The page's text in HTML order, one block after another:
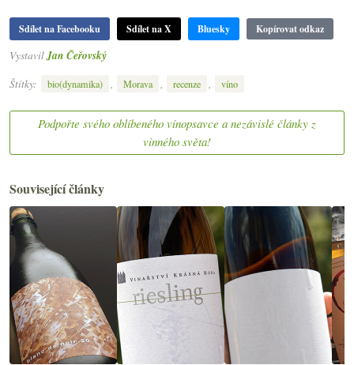
Sdílet na Facebooku Sdílet na X Bluesky Kopírovat odkaz
Vystavil Jan Čeřovský
Štítky:
bio(dynamika) , Morava , recenze , víno
Podpořte svého oblíbeného vínopsavce a nezávislé články z
vinného světa!
Související články